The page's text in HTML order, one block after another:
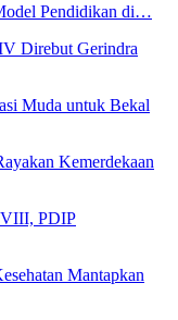
Pendidikan di…
Direbut Gerindra
Muda untuk Bekal
Kemerdekaan
VIII, PDIP
Mantapkan